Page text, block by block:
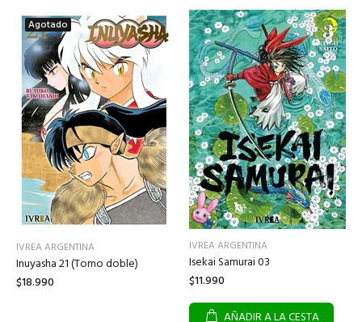
Agotado
IVREA ARGENTINA
Inuyasha 21 (Tomo doble)
$18.990
IVREA ARGENTINA
Isekai Samurai 03
$11.990
AÑADIR A LA CESTA